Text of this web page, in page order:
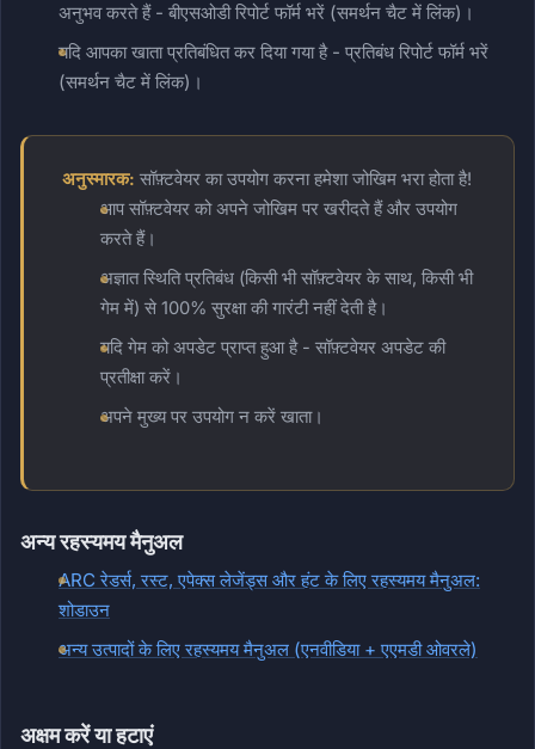
अनुभव करते हैं - बीएसओडी रिपोर्ट फॉर्म भरें (समर्थन चैट में लिंक)।
यदि आपका खाता प्रतिबंधित कर दिया गया है - प्रतिबंध रिपोर्ट फॉर्म भरें
(समर्थन चैट में लिंक)।
अनुस्मारक: सॉफ़्टवेयर का उपयोग करना हमेशा जोखिम भरा होता है!
आप सॉफ़्टवेयर को अपने जोखिम पर खरीदते हैं और उपयोग
करते हैं।
अज्ञात स्थिति प्रतिबंध (किसी भी सॉफ़्टवेयर के साथ, किसी भी
गेम में) से 100% सुरक्षा की गारंटी नहीं देती है।
यदि गेम को अपडेट प्राप्त हुआ है - सॉफ़्टवेयर अपडेट की
प्रतीक्षा करें।
अपने मुख्य पर उपयोग न करें खाता।
अन्य रहस्यमय मैनुअल
ARC रेडर्स, रस्ट, एपेक्स लेजेंड्स और हंट के लिए रहस्यमय मैनुअल:
शोडाउन
अन्य उत्पादों के लिए रहस्यमय मैनुअल (एनवीडिया + एएमडी ओवरले)
अक्षम करें या हटाएं